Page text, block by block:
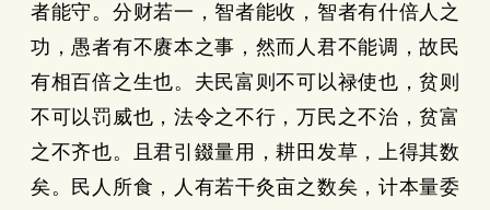
者能守。分财若一，智者能收，智者有什倍人之
功，愚者有不赓本之事，然而人君不能调，故民
有相百倍之生也。夫民富则不可以禄使也，贫则
不可以罚威也，法令之不行，万民之不治，贫富
之不齐也。且君引錣量用，耕田发草，上得其数
矣。民人所食，人有若干灸亩之数矣，计本量委